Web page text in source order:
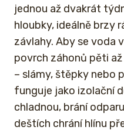
jednou až dvakrát
hloubky, ideálně brzy
závlahy. Aby se voda
povrch záhonů pěti
– slámy, štěpky nebo
funguje jako izolační
chladnou, brání
deštích chrání hlínu